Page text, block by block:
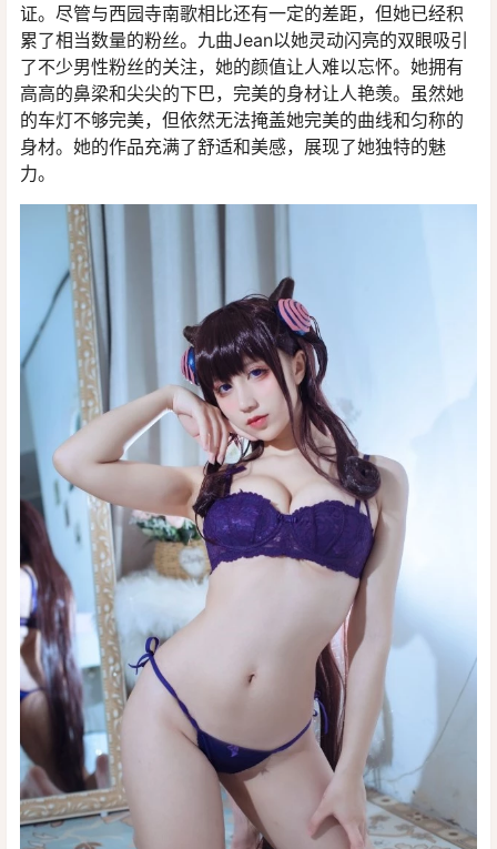
证。尽管与西园寺南歌相比还有一定的差距，但她已经积
累了相当数量的粉丝。九曲Jean以她灵动闪亮的双眼吸引
了不少男性粉丝的关注，她的颜值让人难以忘怀。她拥有
高高的鼻梁和尖尖的下巴，完美的身材让人艳羡。虽然她
的车灯不够完美，但依然无法掩盖她完美的曲线和匀称的
身材。她的作品充满了舒适和美感，展现了她独特的魅
力。